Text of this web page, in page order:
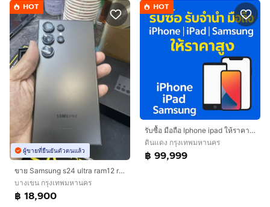
HOT
ผู้ขายที่ยืนยันตัวตนแล้ว
ขาย Samsung s24 ultra ram12 rom256g พึ่งหมดประกัน ไม่มีตำหนิ ไม่มีรอย ใช้งานปกติิไม่ล็อคซิม ราคา 18900 บาท
บางเขน กรุงเทพมหานคร
฿ 18,900
HOT
รับซื้อ มือถือ Iphone ipad ให้ราคาสูง
ดินแดง กรุงเทพมหานคร
฿ 99,999